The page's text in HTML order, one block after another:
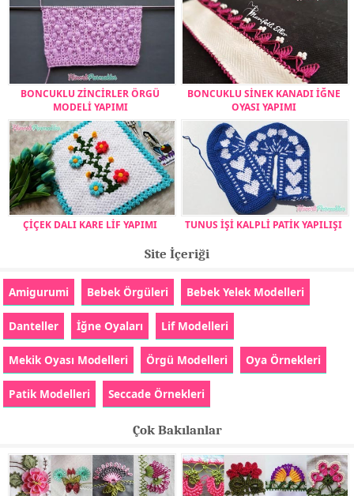
BONCUKLU ZİNCİRLER ÖRGÜ
MODELİ YAPIMI
BONCUKLU SİNEK KANADI İĞNE
OYASI YAPIMI
ÇİÇEK DALI KARE LİF YAPIMI TUNUS İŞİ KALPLİ PATİK YAPILIŞI
Site İçeriği
Amigurumi Bebek Örgüleri Bebek Yelek Modelleri
Danteller İğne Oyaları Lif Modelleri
Mekik Oyası Modelleri Örgü Modelleri Oya Örnekleri
Patik Modelleri Seccade Örnekleri
Çok Bakılanlar